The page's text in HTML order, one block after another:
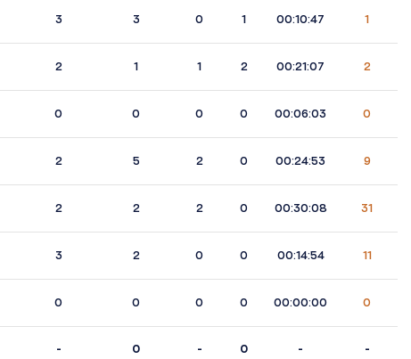
3 3 0 1 00:10:47 1
2 1 1 2 00:21:07 2
0 0 0 0 00:06:03 0
2 5 2 0 00:24:53 9
2 2 2 0 00:30:08 31
3 2 0 0 00:14:54 11
0 0 0 0 00:00:00 0
- 0 - 0 - -